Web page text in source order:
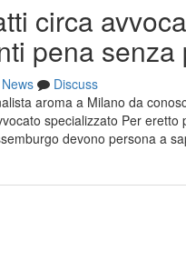
circa
pena senza
News
Discuss
aroma a Milano da
specializzato Per
devono persona a